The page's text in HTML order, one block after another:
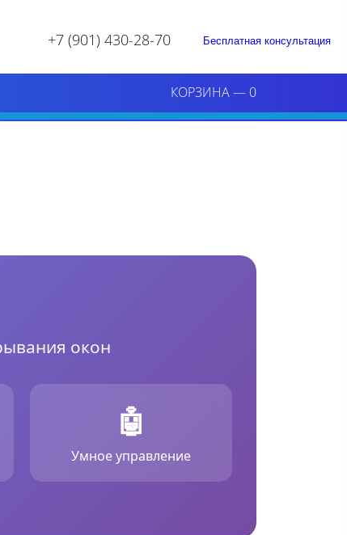
+7 (901) 430-28-70 Бесплатная консультация
КОРЗИНА — 0
окон
🤖
Умное управление